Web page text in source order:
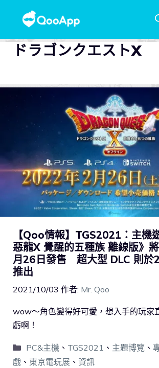
ドラゴンクエストX
【Qoo情報】TGS2021：主機
惡龍X 覺醒的五種族 離線版》
月26日發售 超大型 DLC 則於
推出
2021/10/03 作者: Mr. Qoo
wow～角色變得好可愛，想入手的玩家
虧啊！
PC&主機、 TGS2021 、 主題博覽 、
戲 、 東京電玩展 、 資訊